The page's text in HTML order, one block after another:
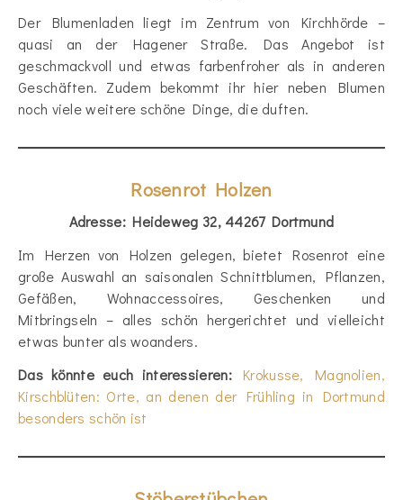
Der Blumenladen liegt im Zentrum von Kirchhörde –
quasi an der Hagener Straße. Das Angebot ist
geschmackvoll und etwas farbenfroher als in anderen
Geschäften. Zudem bekommt ihr hier neben Blumen
noch viele weitere schöne Dinge, die duften.
Rosenrot Holzen
Adresse: Heideweg 32, 44267 Dortmund
Im Herzen von Holzen gelegen, bietet Rosenrot eine
große Auswahl an saisonalen Schnittblumen, Pflanzen,
Gefäßen, Wohnaccessoires, Geschenken und
Mitbringseln – alles schön hergerichtet und vielleicht
etwas bunter als woanders.
Das könnte euch interessieren: Krokusse, Magnolien,
Kirschblüten: Orte, an denen der Frühling in Dortmund
besonders schön ist